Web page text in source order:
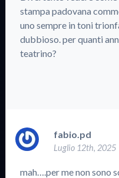
stampa padovana
uno sempre in toni
dubbioso. per quanti
teatrino?
fabio.pd
Luglio 12th, 2025
mah….per me non sono